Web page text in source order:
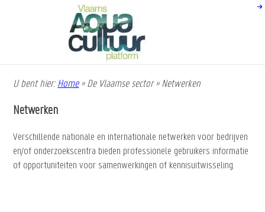
gaan
U bent hier: Home » De Vlaamse sector » Netwerken
Netwerken
Verschillende nationale en internationale netwerken voor bedrijven
en/of onderzoekscentra bieden professionele gebruikers informatie
of opportuniteiten voor samenwerkingen of kennisuitwisseling.